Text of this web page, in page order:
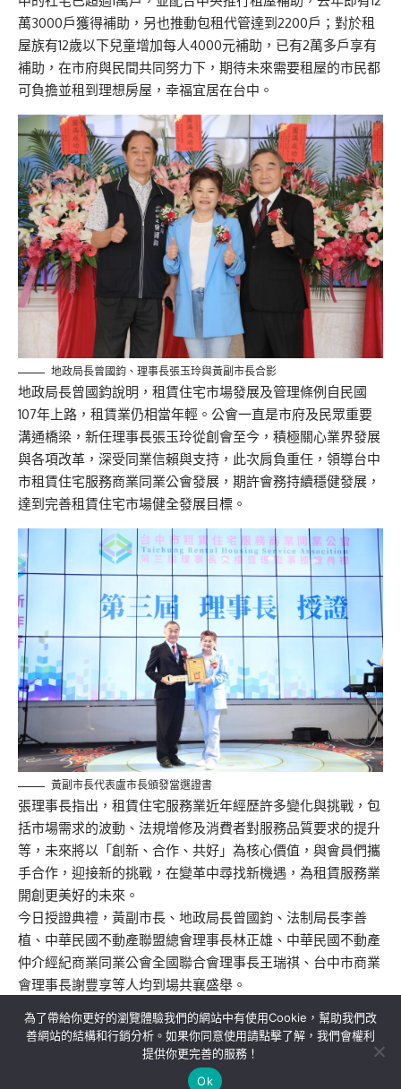
萬3000戶獲得補助，另也推動包租代管達到2200戶；對於租
屋族有12歲以下兒童增加每人4000元補助，已有2萬多戶享有
補助，在市府與民間共同努力下，期待未來需要租屋的市民都
可負擔並租到理想房屋，幸福宜居在台中。
地政局長曾國鈞、理事長張玉玲與黃副市長合影
地政局長曾國鈞說明，租賃住宅市場發展及管理條例自民國
107年上路，租賃業仍相當年輕。公會一直是市府及民眾重要
溝通橋梁，新任理事長張玉玲從創會至今，積極關心業界發展
與各項改革，深受同業信賴與支持，此次肩負重任，領導台中
市租賃住宅服務商業同業公會發展，期許會務持續穩健發展，
達到完善租賃住宅市場健全發展目標。
黃副市長代表盧市長頒發當選證書
張理事長指出，租賃住宅服務業近年經歷許多變化與挑戰，包
括市場需求的波動、法規增修及消費者對服務品質要求的提升
等，未來將以「創新、合作、共好」為核心價值，與會員們攜
手合作，迎接新的挑戰，在變革中尋找新機遇，為租賃服務業
開創更美好的未來。
今日授證典禮，黃副市長、地政局長曾國鈞、法制局長李善
植、中華民國不動產聯盟總會理事長林正雄、中華民國不動產
仲介經紀商業同業公會全國聯合會理事長王瑞祺、台中市商業
會理事長謝豐享等人均到場共襄盛舉。
關於我們 隱私權政策 聯絡我們
為了帶給你更好的瀏覽體驗我們的網站中有使用Cookie，幫助我們改
善網站的結構和行銷分析。如果你同意使用請點擊了解，我們會權利
提供你更完善的服務！
Ok